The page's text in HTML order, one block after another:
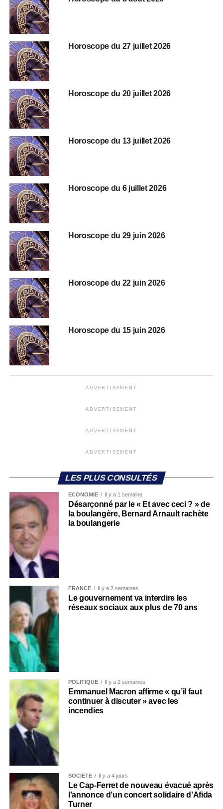
Horoscope du 27 juillet 2026
Horoscope du 20 juillet 2026
Horoscope du 13 juillet 2026
Horoscope du 6 juillet 2026
Horoscope du 29 juin 2026
Horoscope du 22 juin 2026
Horoscope du 15 juin 2026
ADVERTISEMENT
ADVERTISEMENT
ADVERTISEMENT
ADVERTISEMENT
LES PLUS CONSULTÉS
ECONOMIE Il y a 1 semaine
Désarçonné par le « Et avec ceci ? » de
la boulangère, Bernard Arnault rachète
la boulangerie
FRANCE Il y a 2 semaines
Le gouvernement va interdire les
réseaux sociaux aux plus de 70 ans
POLITIQUE Il y a 2 semaines
Emmanuel Macron affirme « qu’il faut
continuer à discuter » avec les
incendies
SOCIÉTÉ Il y a 4 jours
Le Cap-Ferret de nouveau évacué après
l’annonce d’un concert solidaire d’Afida
Turner